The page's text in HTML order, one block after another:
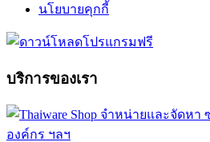
นโยบายคุกกี้
บริการของเรา